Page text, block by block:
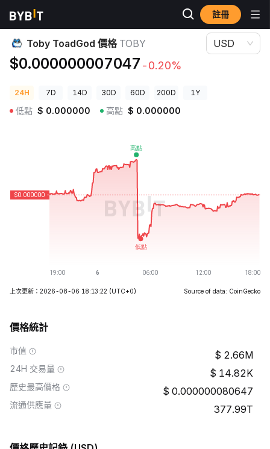
註冊
加密貨幣價格
Toby ToadGod 價格 TOBY
$0.000000007047 -0.20%
USD
24H 7D 14D 30D 60D 200D 1Y
低點 $ 0.000000 高點 $ 0.000000
上次更新：2026-08-06 18:13:22 (UTC+0) Source of data: CoinGecko
價格統計
市值 2.66M
24H 交易量 14.82K
歷史最高價格 0.000000080647
流通供應量 377.99T